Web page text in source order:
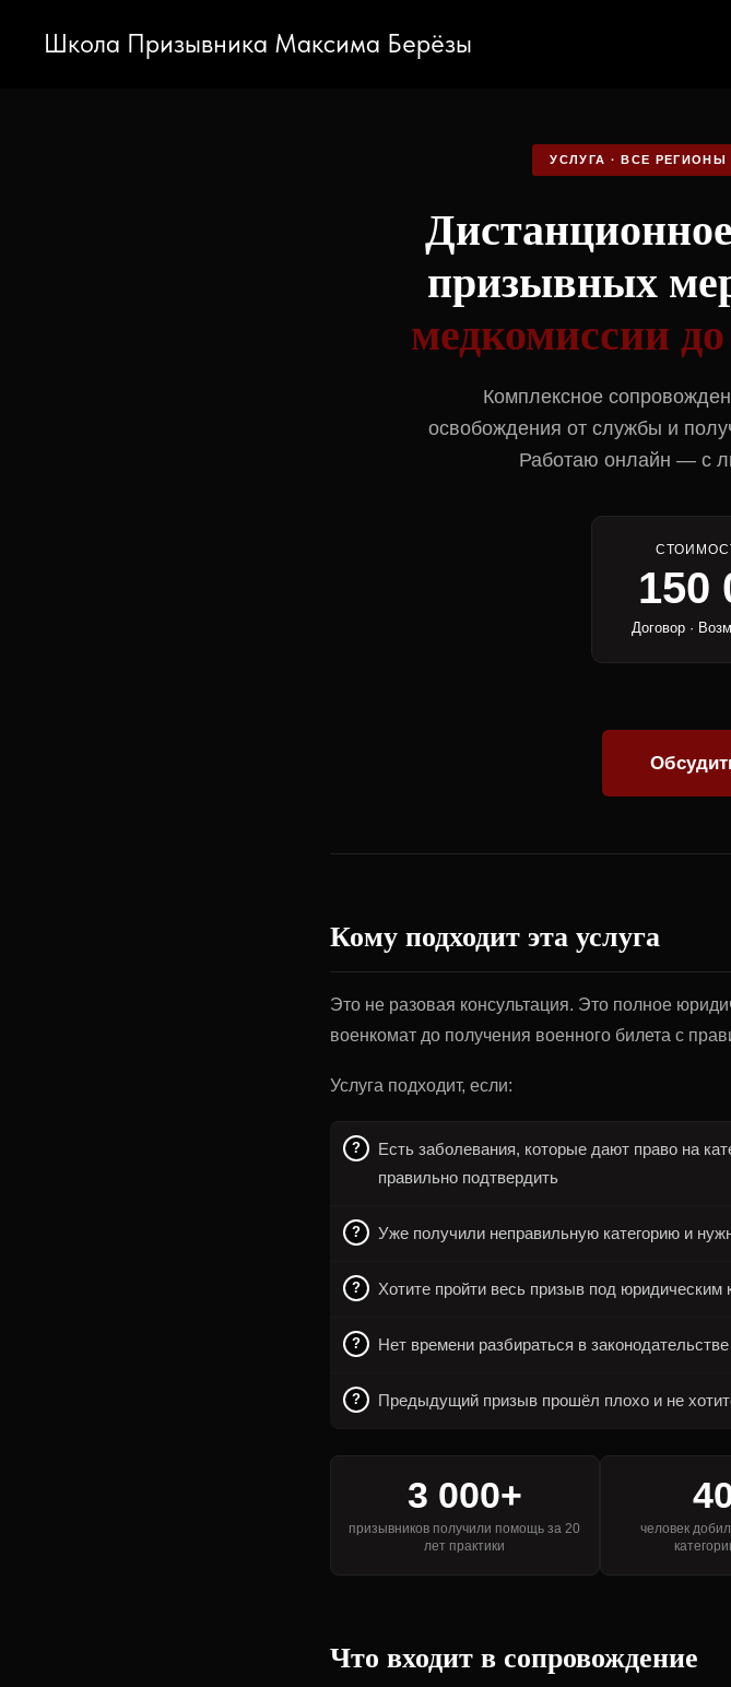
Школа Призывника Максима Берёзы
УСЛУГА · ВСЕ
призывных
медкомиссии
Комплексное
освобождения от службы и
Работаю онлайн — с
150
Договор ·
Кому подходит эта услуга
Это не разовая консультация. Это полное
военкомат до получения военного билета с
Услуга подходит, если:
Есть заболевания, которые дают право на
правильно подтвердить
Уже получили неправильную категорию и
Хотите пройти весь призыв под
Нет времени разбираться в
Предыдущий призыв прошёл плохо и не
3 000+
призывников получили помощь за 20
лет практики
человек
Что входит в сопровождение